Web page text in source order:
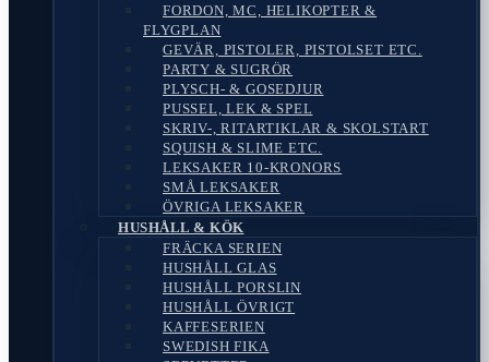
FORDON, MC, HELIKOPTER &
FLYGPLAN
GEVÄR, PISTOLER, PISTOLSET ETC.
PARTY & SUGRÖR
PLYSCH- & GOSEDJUR
PUSSEL, LEK & SPEL
SKRIV-, RITARTIKLAR & SKOLSTART
SQUISH & SLIME ETC.
LEKSAKER 10-KRONORS
SMÅ LEKSAKER
ÖVRIGA LEKSAKER
HUSHÅLL & KÖK
FRÄCKA SERIEN
HUSHÅLL GLAS
HUSHÅLL PORSLIN
HUSHÅLL ÖVRIGT
KAFFESERIEN
SWEDISH FIKA